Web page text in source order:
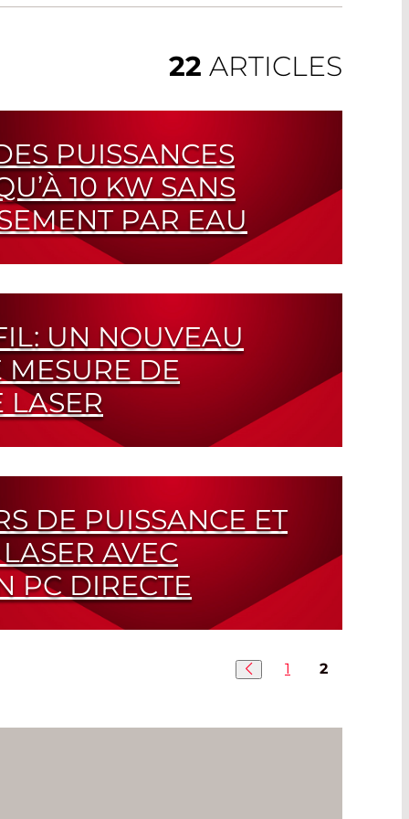
22 ARTICLES
PUISSANCES
10 KW SANS
PAR EAU
pour Remplacer le FLASH
UN NOUVEAU
DE
LASER
fil
DE PUISSANCE ET
AVEC
PC DIRECTE
Disponible avec Connecteur RS-232
1 2